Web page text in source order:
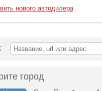
нового автодилера
город